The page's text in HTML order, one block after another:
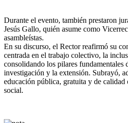
Durante el evento, también prestaron
Jesús Gallo, quién asume como
asambleístas.
En su discurso, el Rector reafirmó su
centrada en el trabajo colectivo, la
consolidando los pilares fundamentales
investigación y la extensión. Subrayó,
educación pública, gratuita y de calidad
social.